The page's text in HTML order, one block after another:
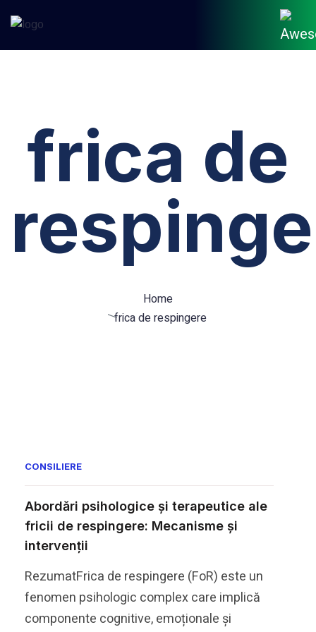
frica de
Home
frica de respingere
CONSILIERE
Abordări psihologice și terapeutice ale
fricii de respingere: Mecanisme și
intervenții
RezumatFrica de respingere (FoR) este un
fenomen psihologic complex care implică
componente cognitive, emoționale și